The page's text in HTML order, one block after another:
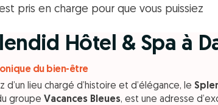
pris en charge pour que vous puissiez
Hôtel & Spa à
du bien-être
d’un lieu chargé d’histoire et d’élégance, le
groupe Vacances Bleues, est une adresse